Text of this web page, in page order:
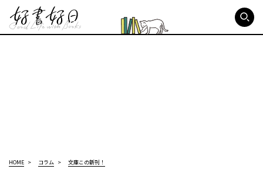
HOME コラム 文庫この新刊！